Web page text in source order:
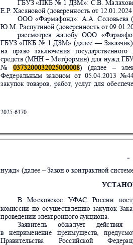
ГБУЗ «ПКБ № 1 ДЗМ»: С.В. Малах
Е.Р. Хасановой (доверенность от
ООО «Фармафонд»: А.А. Соловьева
Ю.М. Распутиной (доверенность от
рассмотрев
жалобу ООО «Фар
ГБУЗ «ПКБ № 1 ДЗМ» (далее — Заказчик)
на
право
  заклю
чения
  г
осударственного
средств (МНН – Метформин) для нужд ГБ
№
0373200032025000008) (далее –
Федеральным
законом от 05.04.2013
закупок товаров, работ, услуг для обеспе
2025-6370
2
нужд» (далее – Закон о контрактной
УСТ
В Московское   УФАС   России   по
комиссии по осуществлению закупок З
проведении электронного аукциона.
Заявитель обжалует действия
в
неприменение преимуществ,
  пред
усмо
Правительства Российской Федер